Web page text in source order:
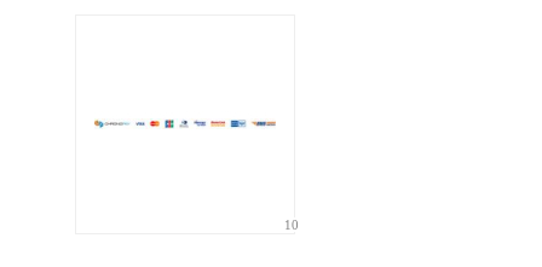
гиф или джипег шириной не более 700 пикселей
10